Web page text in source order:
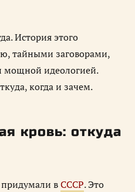
История этого
тайными заговорами,
мощной идеологией.
когда и зачем.
кровь: откуда
вСССР. Это